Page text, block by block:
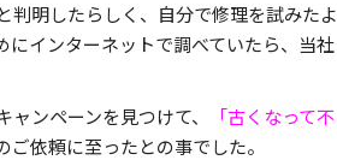
判明したらしく、自分で修理を試みたよ
にインターネットで調べていたら、当社
ンペーンを見つけて、
「古くなって不
ご依頼に至ったとの事でした。